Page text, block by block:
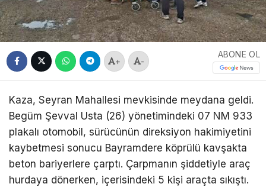
+ -
ABONE OL
Kaza, Seyran Mahallesi mevkisinde meydana geldi.
Begüm Şevval Usta (26) yönetimindeki 07 NM 933
plakalı otomobil, sürücünün direksiyon hakimiyetini
kaybetmesi sonucu Bayramdere köprülü kavşakta
beton bariyerlere çarptı. Çarpmanın şiddetiyle araç
hurdaya dönerken, içerisindeki 5 kişi araçta sıkıştı.